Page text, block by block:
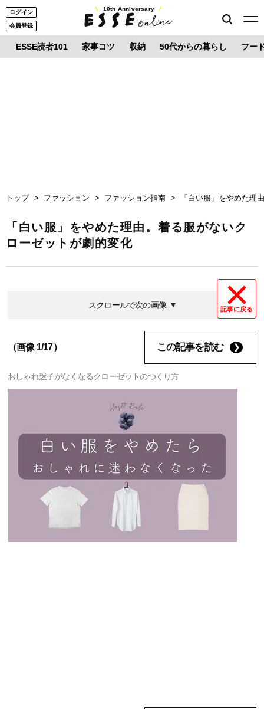
ログイン
会員登録
10th Anniversary
ESSE読者101 家事コツ 収納 50代からの暮らし フー
トップ ファッション ファッション指南 「白い服」をやめた理
「白い服」をやめた理由。着る服がないク
ローゼットが劇的変化
記事に戻る
スクロールで次の画像
（画像 1/17） この記事を読む
おしゃれ迷子がなくなるクローゼットのつくり方